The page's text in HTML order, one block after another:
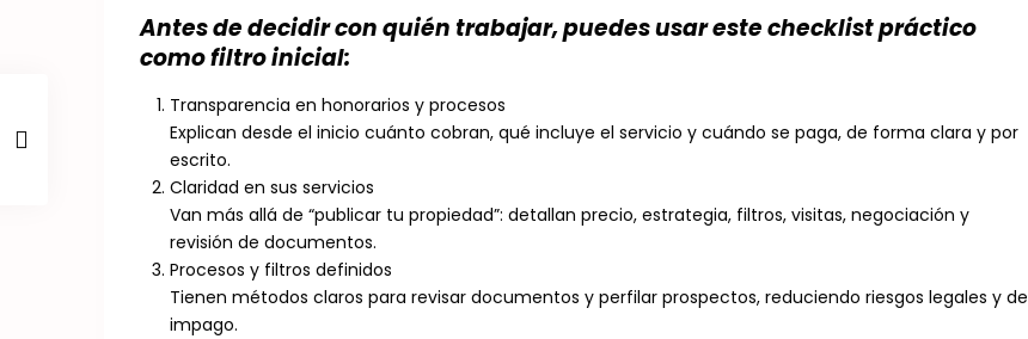
Antes de decidir con quién trabajar, puedes usar este checklist práctico
como filtro inicial:
Transparencia en honorarios y procesos
Explican desde el inicio cuánto cobran, qué incluye el servicio y cuándo se paga, de forma clara y por
escrito.
Claridad en sus servicios
Van más allá de “publicar tu propiedad”: detallan precio, estrategia, filtros, visitas, negociación y
revisión de documentos.
Procesos y filtros definidos
Tienen métodos claros para revisar documentos y perfilar prospectos, reduciendo riesgos legales y de
impago.